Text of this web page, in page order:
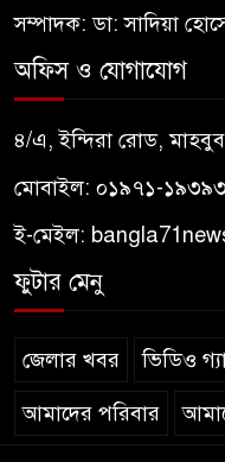
সম্পাদক: ডা: সাদিয়া
অফিস ও যোগাযোগ
৪/এ, ইন্দিরা রোড, মাহবুব
মোবাইল: ০১৯৭১-
ই-মেইল:
ফুটার মেনু
জেলার খবর ভিডিও
আমাদের পরিবার